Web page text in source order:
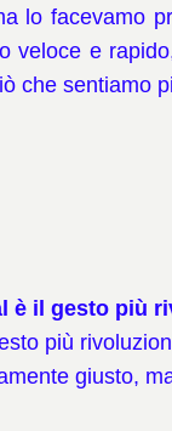
lo facevamo
veloce e
che sentiamo
è il gesto più
più
giusto,